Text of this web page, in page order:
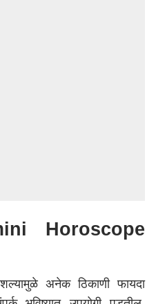
Horoscope
अनेक ठिकाणी फायदा